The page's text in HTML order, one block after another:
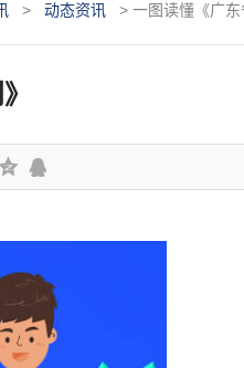
> 动态资讯 >一图读懂《广东